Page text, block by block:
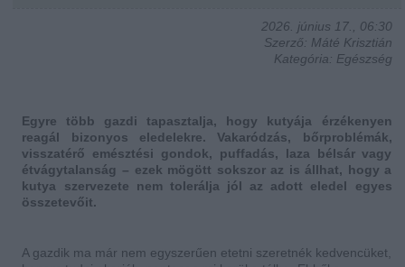
2026. június 17., 06:30
Szerző: Máté Krisztián
Kategória: Egészség
Egyre több gazdi tapasztalja, hogy kutyája érzékenyen
reagál bizonyos eledelekre. Vakaródzás, bőrproblémák,
visszatérő emésztési gondok, puffadás, laza bélsár vagy
étvágytalanság – ezek mögött sokszor az is állhat, hogy a
kutya szervezete nem tolerálja jól az adott eledel egyes
összetevőit.
A gazdik ma már nem egyszerűen etetni szeretnék kedvencüket,